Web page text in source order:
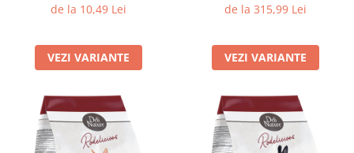
de la 10,49 Lei
VEZI VARIANTE
Spațioasă și Practică
de la 315,99 Lei
VEZI VARIANTE